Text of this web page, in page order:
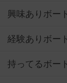
興味ありボー
経験ありボー
持ってるボー